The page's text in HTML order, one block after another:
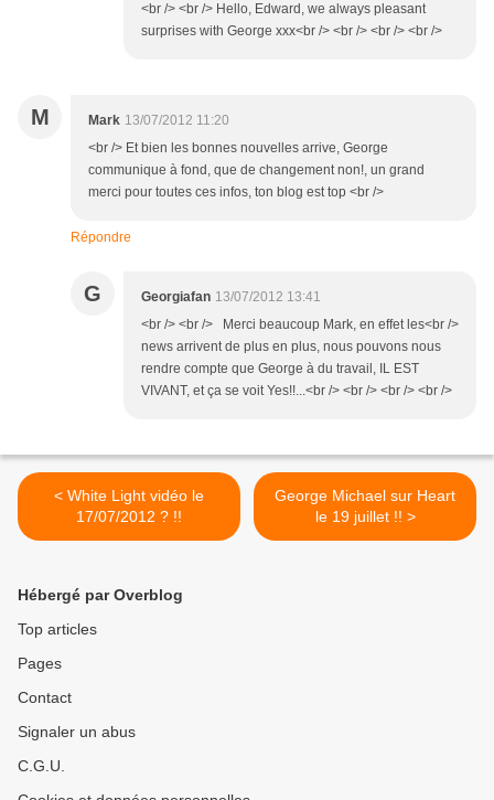
<br /> <br /> Hello, Edward, we always pleasant
surprises with George xxx<br /> <br /> <br /> <br />
M Mark 13/07/2012 11:20
<br /> Et bien les bonnes nouvelles arrive, George
communique à fond, que de changement non!, un grand
merci pour toutes ces infos, ton blog est top <br />
Répondre
G Georgiafan 13/07/2012 13:41
<br /> <br /> Merci beaucoup Mark, en effet les<br />
news arrivent de plus en plus, nous pouvons nous
rendre compte que George à du travail, IL EST
VIVANT, et ça se voit Yes!!...<br /> <br /> <br /> <br />
< White Light vidéo le
17/07/2012 ? !!
George Michael sur Heart
le 19 juillet !! >
Hébergé par Overblog
Top articles
Pages
Contact
Signaler un abus
C.G.U.